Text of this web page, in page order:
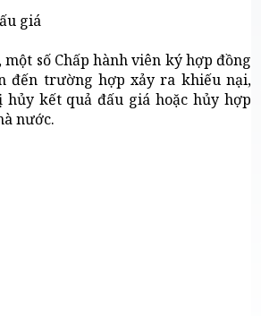
giá
số Chấp hành viên ký hợp đồng
đến trường hợp xảy ra khiếu nại,
kết quả đấu giá hoặc hủy hợp
nước.